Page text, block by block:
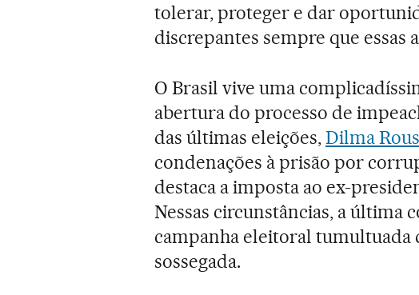
tolerar, proteger e dar
discrepantes sempre que essas
O Brasil vive uma
abertura do processo de
das últimas eleições,Dilma
condenações à prisão por
destaca a imposta ao ex-
Nessas circunstâncias, a última
campanha eleitoral tumultuada
sossegada.